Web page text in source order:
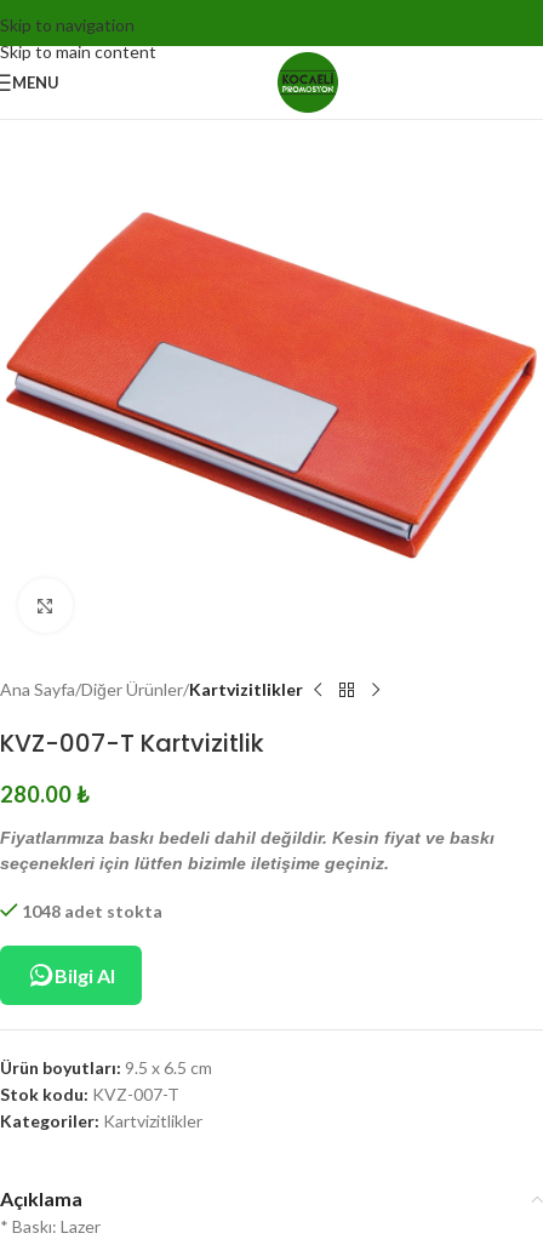
Skip to navigation
Skip to main content
MENU
Ana Sayfa Diğer Ürünler Kartvizitlikler
KVZ-007-T Kartvizitlik
280.00₺
Fiyatlarımıza baskı bedeli dahil değildir. Kesin fiyat ve baskı
seçenekleri için lütfen bizimle iletişime geçiniz.
1048 adet stokta
Bilgi Al
Ürün boyutları: 9.5 x 6.5 cm
Stok kodu: KVZ-007-T
Kategoriler: Kartvizitlikler
Açıklama
* Baskı: Lazer